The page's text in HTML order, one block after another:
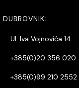
DUBROVNIK:
Ul. Iva Vojnovića 14
+385(0)20 356 020
+385(0)99 210 2552